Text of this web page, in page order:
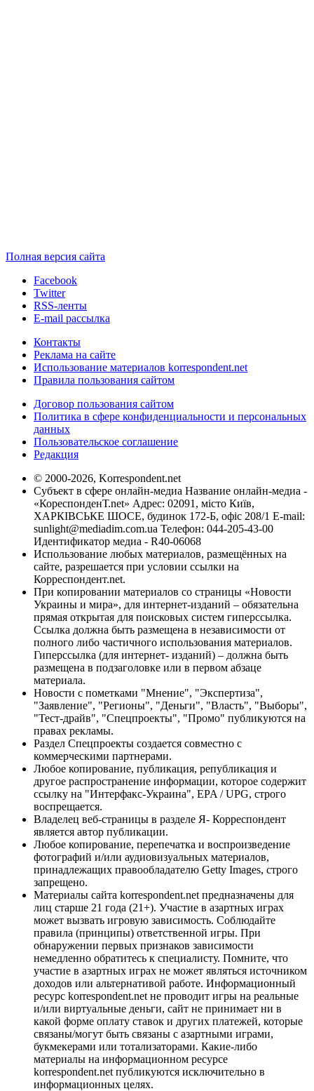
Полная версия сайта
Facebook
Twitter
RSS-ленты
E-mail рассылка
Контакты
Реклама на сайте
Использование материалов korrespondent.net
Правила пользования сайтом
Договор пользования сайтом
Политика в сфере конфиденциальности и персональных
данных
Пользовательское соглашение
Редакция
© 2000-2026, Korrespondent.net
Субъект в сфере онлайн-медиа Название онлайн-медиа -
«КореспонденТ.net» Адрес: 02091, місто Київ,
ХАРКІВСЬКЕ ШОСЕ, будинок 172-Б, офіс 208/1 E-mail:
sunlight@mediadim.com.ua Телефон: 044-205-43-00
Идентификатор медиа - R40-06068
Использование любых материалов, размещённых на
сайте, разрешается при условии ссылки на
Корреспондент.net.
При копировании материалов со страницы «Новости
Украины и мира», для интернет-изданий – обязательна
прямая открытая для поисковых систем гиперссылка.
Ссылка должна быть размещена в независимости от
полного либо частичного использования материалов.
Гиперссылка (для интернет- изданий) – должна быть
размещена в подзаголовке или в первом абзаце
материала.
Новости с пометками "Мнение", "Экспертиза",
"Заявление", "Регионы", "Деньги", "Власть", "Выборы",
"Тест-драйв", "Спецпроекты", "Промо" публикуются на
правах рекламы.
Раздел Спецпроекты создается совместно с
коммерческими партнерами.
Любое копирование, публикация, републикация и
другое распространение информации, которое содержит
ссылку на "Интерфакс-Украина", EPA / UPG, строго
воспрещается.
Владелец веб-страницы в разделе Я- Корреспондент
является автор публикации.
Любое копирование, перепечатка и воспроизведение
фотографий и/или аудиовизуальных материалов,
принадлежащих правообладателю Getty Images, строго
запрещено.
Материалы сайта korrespondent.net предназначены для
лиц старше 21 года (21+). Участие в азартных играх
может вызвать игровую зависимость. Соблюдайте
правила (принципы) ответственной игры. При
обнаружении первых признаков зависимости
немедленно обратитесь к специалисту. Помните, что
участие в азартных играх не может являться источником
доходов или альтернативой работе. Информационный
ресурс korrespondent.net не проводит игры на реальные
и/или виртуальные деньги, сайт не принимает ни в
какой форме оплату ставок и других платежей, которые
связаны/могут быть связаны с азартными играми,
букмекерами или тотализаторами. Какие-либо
материалы на информационном ресурсе
korrespondent.net публикуются исключительно в
информационных целях.